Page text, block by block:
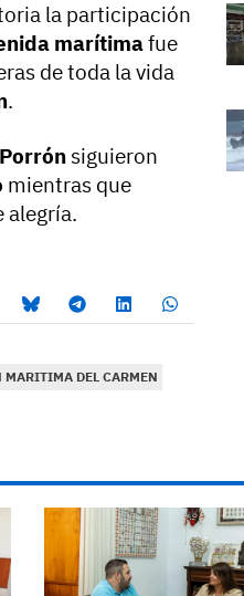
la participación
marítimafue
de toda la vida
.
siguieron
mientras que
alegría.
MARITIMA DEL CARMEN